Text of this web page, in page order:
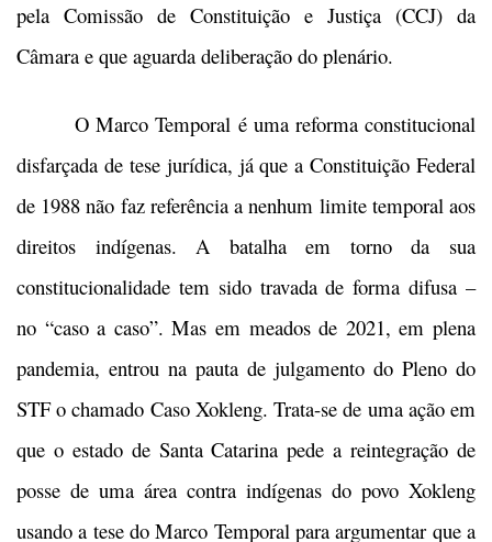
pela Comissão de Constituição e Justiça (CCJ) da
Câmara e que aguarda deliberação do plenário.
O Marco Temporal é uma reforma constitucional
disfarçada de tese jurídica, já que a Constituição Federal
de 1988 não faz referência a nenhum limite temporal aos
direitos indígenas. A batalha em torno da sua
constitucionalidade tem sido travada de forma difusa –
no “caso a caso”. Mas em meados de 2021, em plena
pandemia, entrou na pauta de julgamento do Pleno do
STF o chamado Caso Xokleng. Trata-se de uma ação em
que o estado de Santa Catarina pede a reintegração de
posse de uma área contra indígenas do povo Xokleng
usando a tese do Marco Temporal para argumentar que a